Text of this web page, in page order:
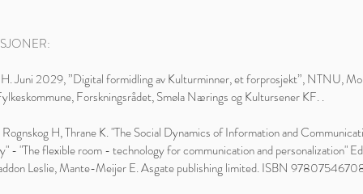
Juni 2029, ”Digital formidling av Kulturminner, et forprosjekt”, NTNU,
Forskningsrådet, Smøla Nærings og Kultursener KF. .
H, Thrane K. "The Social Dynamics of Information and
- "The flexible room - technology for communication and personalization"
Leslie, Mante-Meijer E. Asgate publishing limited. ISBN